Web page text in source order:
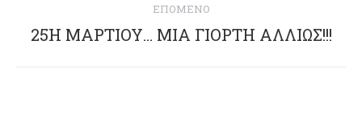
ΕΠΌΜΕΝΟ
Next
25Η ΜΑΡΤΙΟΥ… ΜΙΑ ΓΙΟΡΤΗ ΑΛΛΙΩΣ!!!